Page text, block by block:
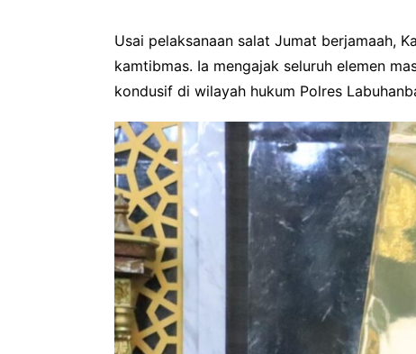
Usai pelaksanaan salat Jumat berjamaah,
kamtibmas. Ia mengajak seluruh elemen
kondusif di wilayah hukum Polres